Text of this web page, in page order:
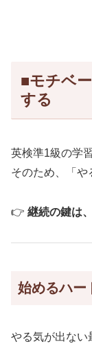
■モチベ
する
英検準1級の学
そのため、「や
👉 継続の鍵は
始めるハー
やる気が出ない